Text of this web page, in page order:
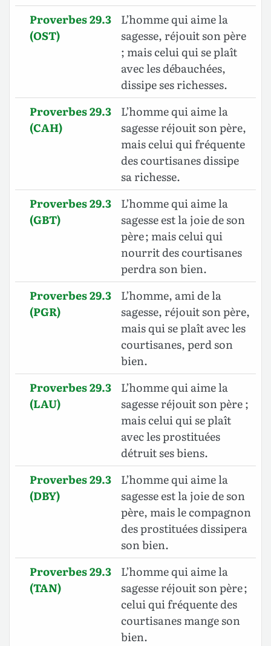
Proverbes 29.3
(OST)
L’homme qui aime la
sagesse, réjouit son père
; mais celui qui se plaît
avec les débauchées,
dissipe ses richesses.
Proverbes 29.3
(CAH)
L’homme qui aime la
sagesse réjouit son père,
mais celui qui fréquente
des courtisanes dissipe
sa richesse.
Proverbes 29.3
(GBT)
L’homme qui aime la
sagesse est la joie de son
père ; mais celui qui
nourrit des courtisanes
perdra son bien.
Proverbes 29.3
(PGR)
L’homme, ami de la
sagesse, réjouit son père,
mais qui se plaît avec les
courtisanes, perd son
bien.
Proverbes 29.3
(LAU)
L’homme qui aime la
sagesse réjouit son père ;
mais celui qui se plaît
avec les prostituées
détruit ses biens.
Proverbes 29.3
(DBY)
L’homme qui aime la
sagesse est la joie de son
père, mais le compagnon
des prostituées dissipera
son bien.
Proverbes 29.3
(TAN)
L’homme qui aime la
sagesse réjouit son père ;
celui qui fréquente des
courtisanes mange son
bien.